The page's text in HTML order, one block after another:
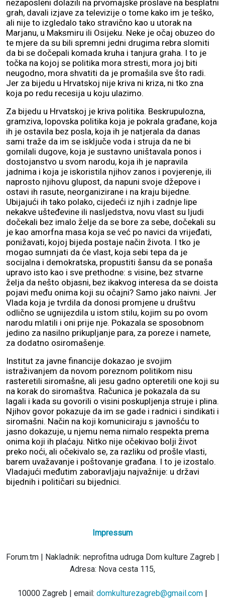
nezaposleni dolazili na prvomajske proslave na besplatni
grah, davali izjave za televizije o tome kako im je teško,
ali nije to izgledalo tako stravično kao u utorak na
Marjanu, u Maksmiru ili Osijeku. Neke je očaj obuzeo do
te mjere da su bili spremni jedni drugima rebra slomiti
da bi se dočepali komada kruha i tanjura graha. I to je
točka na kojoj se politika mora stresti, mora joj biti
neugodno, mora shvatiti da je promašila sve što radi.
Jer za bijedu u Hrvatskoj nije kriva ni kriza, ni tko zna
koja po redu recesija u koju ulazimo.
Za bijedu u Hrvatskoj je kriva politika. Beskrupulozna,
gramziva, lopovska politika koja je pokrala građane, koja
ih je ostavila bez posla, koja ih je natjerala da danas
sami traže da im se isključe voda i struja da ne bi
gomilali dugove, koja je sustavno uništavala ponos i
dostojanstvo u svom narodu, koja ih je napravila
jadnima i koja je iskoristila njihov zanos i povjerenje, ili
naprosto njihovu glupost, da napuni svoje džepove i
ostavi ih rasute, neorganizirane i na kraju bijedne.
Ubijajući ih tako polako, cijedeći iz njih i zadnje lipe
nekakve ušteđevine ili nasljedstva, novu vlast su ljudi
dočekali bez imalo želje da se bore za sebe, dočekali su
je kao amorfna masa koja se već po navici da vrijeđati,
ponižavati, kojoj bijeda postaje način života. I tko je
mogao sumnjati da će vlast, koja sebi tepa da je
socijalna i demokratska, propustiti šansu da se ponaša
upravo isto kao i sve prethodne: s visine, bez stvarne
želja da nešto objasni, bez ikakvog interesa da se doista
pojavi među onima koji su očajni? Samo jako naivni. Jer
Vlada koja je tvrdila da donosi promjene u društvu
odlično se ugnijezdila u istom stilu, kojim su po ovom
narodu mlatili i oni prije nje. Pokazala se sposobnom
jedino za nasilno prikupljanje para, za poreze i namete,
za dodatno osiromašenje.
Institut za javne financije dokazao je svojim
istraživanjem da novom poreznom politikom nisu
rasteretili siromašne, ali jesu gadno opteretili one koji su
na korak do siromaštva. Računica je pokazala da su
lagali i kada su govorili o visini poskupljenja struje i plina.
Njihov govor pokazuje da im se gade i radnici i sindikati i
siromašni. Način na koji komuniciraju s javnošću to
jasno dokazuje, u njemu nema nimalo respekta prema
onima koji ih plaćaju. Nitko nije očekivao bolji život
preko noći, ali očekivalo se, za razliku od prošle vlasti,
barem uvažavanje i poštovanje građana. I to je izostalo.
Vladajući međutim zaboravljaju najvažnije: u državi
bijednih i političari su bijednici.
Impressum
Forum.tm | Nakladnik: neprofitna udruga Dom kulture Zagreb |
Adresa: Nova cesta 115,
10000 Zagreb | email: domkulturezagreb@gmail.com